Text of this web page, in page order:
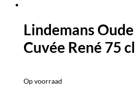
Lindemans
Cuvée René 75 cl
Op voorraad